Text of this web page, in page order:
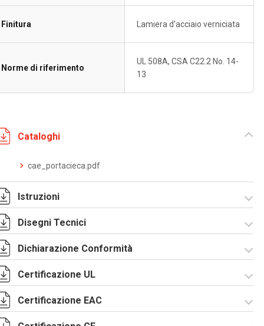
Finitura Lamiera d'acciaio verniciata
Norme di riferimento
UL 508A, CSA C22.2 No. 14-
13
Cataloghi
cae_portacieca.pdf
Istruzioni
Istruzioni di
CAE_stampa.pdf
Disegni Tecnici
R5CAE2064.zip
Dichiarazione Conformità
CE Declaration -
Certificazione UL
Certificato UL -
Certificazione EAC